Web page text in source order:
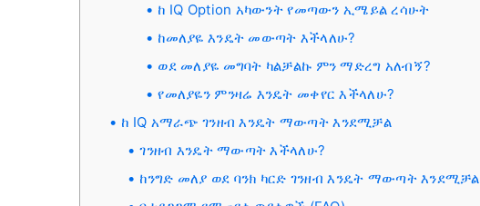
ከ IQ Option አካውንት የመጣውን ኢሜይል ረሳሁት
ከመለያዬ እንዴት መውጣት እችላለሁ?
ወደ መለያዬ መግባት ካልቻልኩ ምን ማድረግ አለብኝ?
የመለያዬን ምንዛሬ እንዴት መቀየር እችላለሁ?
ከ IQ አማራጭ ገንዘብ እንዴት ማውጣት እንደሚቻል
ገንዘብ እንዴት ማውጣት እችላለሁ?
ከንግድ መለያ ወደ ባንክ ካርድ ገንዘብ እንዴት ማውጣት